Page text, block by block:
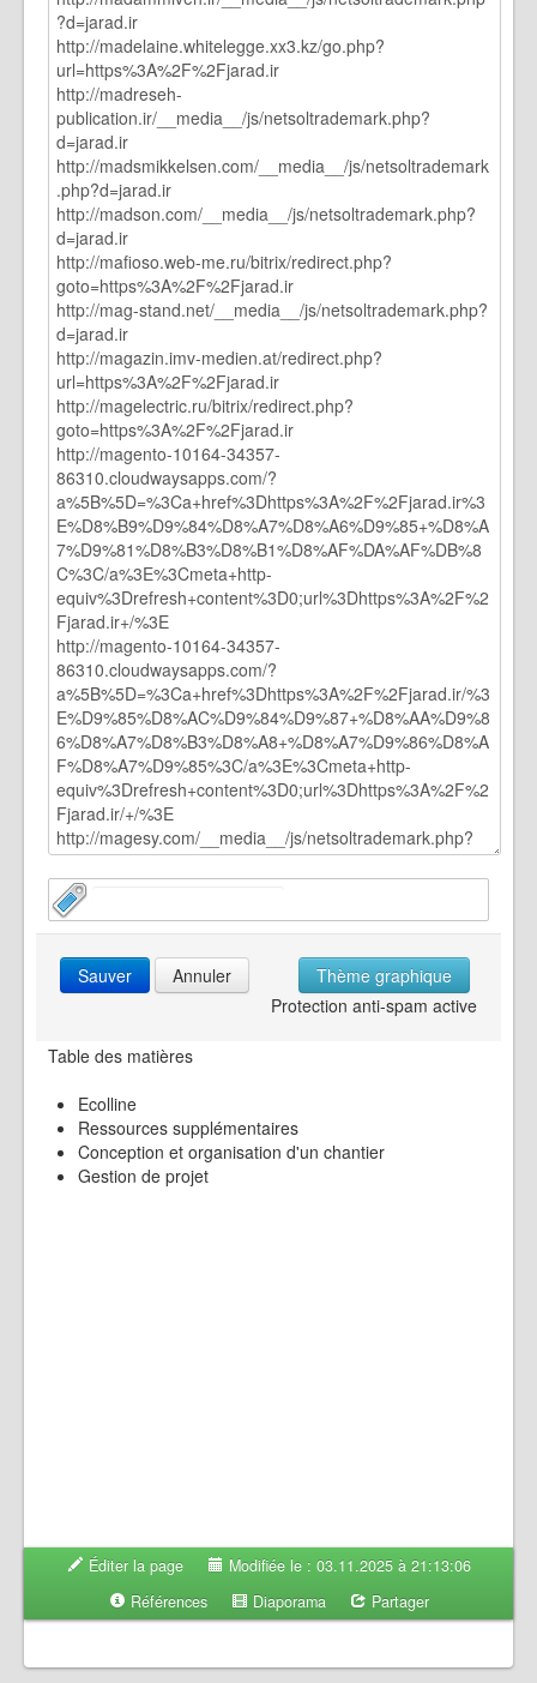
Sauver Annuler
Thème graphique
Protection anti-spam active
Table des matières
Ecolline
Ressources supplémentaires
Conception et organisation d'un chantier
Gestion de projet
Éditer la page
Modifiée le : 03.11.2025 à 21:13:06
Références
Diaporama Partager